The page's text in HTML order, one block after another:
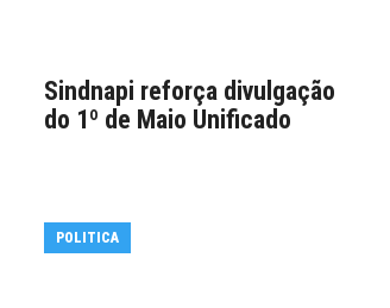
Sindnapi reforça divulgação
do 1º de Maio Unificado
POLITICA